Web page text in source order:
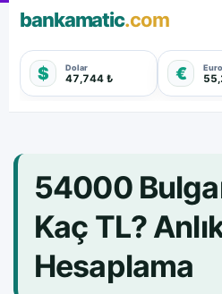
bankamatic.com
$ Dolar
47,744 ₺ € Euro
54000
Kaç TL?
Hesaplama